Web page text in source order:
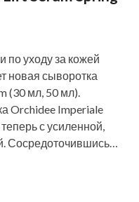
по уходу за кожей
новая сыворотка
(30 мл, 50 мл).
Orchidee Imperiale
с усиленной,
Сосредоточившись…